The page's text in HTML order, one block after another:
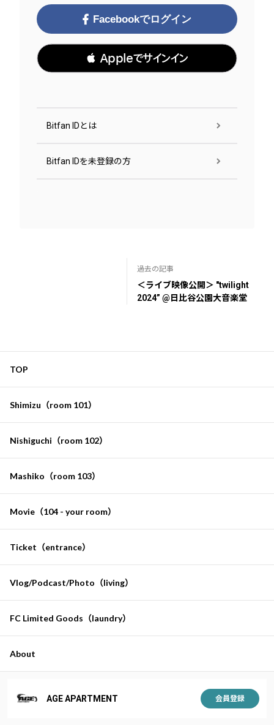
Facebookでログイン
 Appleでサインイン
Bitfan IDとは
Bitfan IDを未登録の方
過去の記事
＜ライブ映像公開＞ "twilight
2024” @日比谷公園大音楽堂
TOP
Shimizu（room 101）
Nishiguchi（room 102）
Mashiko（room 103）
Movie（104 - your room）
Ticket（entrance）
Vlog/Podcast/Photo（living）
FC Limited Goods（laundry）
About
AGE APARTMENT 会員登録